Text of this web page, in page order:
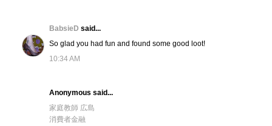
BabsieD said...
So glad you had fun and found some good loot!
10:34 AM
Anonymous said...
家庭教師 広島
消費者金融